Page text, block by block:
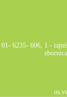
01- 6235- 606, 1 -